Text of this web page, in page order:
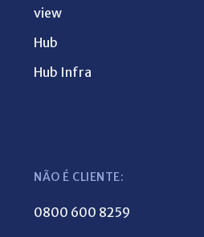
view
Hub
Hub Infra
NÃO É CLIENTE:
0800 600 8259